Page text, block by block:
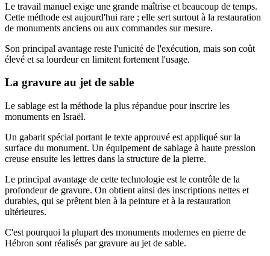
Le travail manuel exige une grande maîtrise et beaucoup de temps.
Cette méthode est aujourd'hui rare ; elle sert surtout à la restauration
de monuments anciens ou aux commandes sur mesure.
Son principal avantage reste l'unicité de l'exécution, mais son coût
élevé et sa lourdeur en limitent fortement l'usage.
La gravure au jet de sable
Le sablage est la méthode la plus répandue pour inscrire les
monuments en Israël.
Un gabarit spécial portant le texte approuvé est appliqué sur la
surface du monument. Un équipement de sablage à haute pression
creuse ensuite les lettres dans la structure de la pierre.
Le principal avantage de cette technologie est le contrôle de la
profondeur de gravure. On obtient ainsi des inscriptions nettes et
durables, qui se prêtent bien à la peinture et à la restauration
ultérieures.
C'est pourquoi la plupart des monuments modernes en pierre de
Hébron sont réalisés par gravure au jet de sable.